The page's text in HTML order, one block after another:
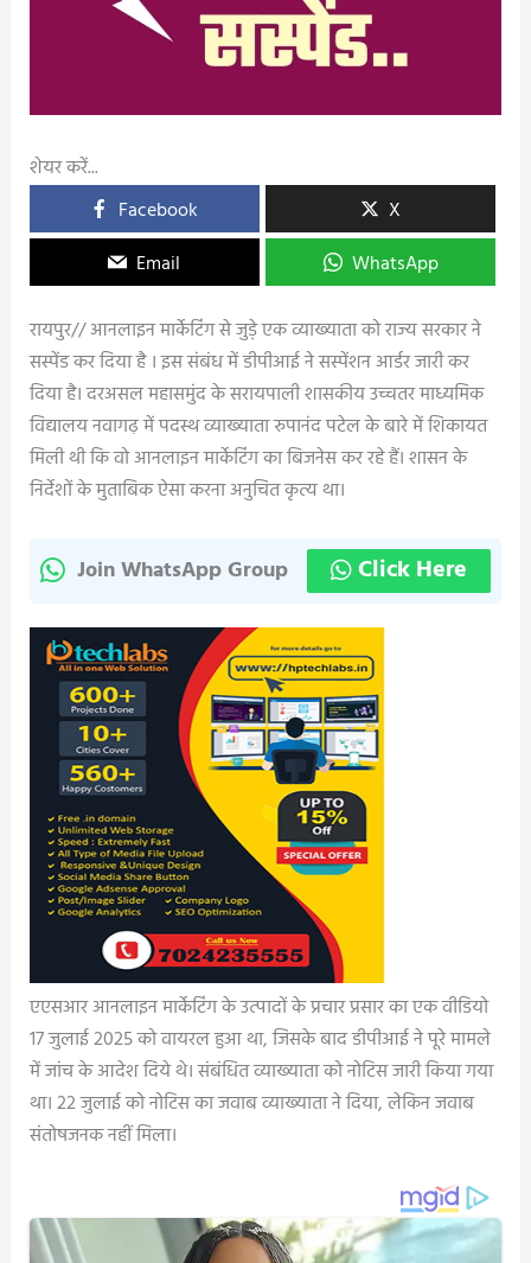
शेयर करें...
Facebook
X
Email
WhatsApp
रायपुर// आनलाइन मार्केटिंग से जुड़े एक व्याख्याता को राज्य सरकार ने
सस्पेंड कर दिया है । इस संबंध में डीपीआई ने सस्पेंशन आर्डर जारी कर
दिया है। दरअसल महासमुंद के सरायपाली शासकीय उच्चतर माध्यमिक
विद्यालय नवागढ़ में पदस्थ व्याख्याता रुपानंद पटेल के बारे में शिकायत
मिली थी कि वो आनलाइन मार्केटिंग का बिजनेस कर रहे हैं। शासन के
निर्देशों के मुताबिक ऐसा करना अनुचित कृत्य था।
Join WhatsApp Group Click Here
एएसआर आनलाइन मार्केटिंग के उत्पादों के प्रचार प्रसार का एक वीडियो
17 जुलाई 2025 को वायरल हुआ था, जिसके बाद डीपीआई ने पूरे मामले
में जांच के आदेश दिये थे। संबंधित व्याख्याता को नोटिस जारी किया गया
था। 22 जुलाई को नोटिस का जवाब व्याख्याता ने दिया, लेकिन जवाब
संतोषजनक नहीं मिला।